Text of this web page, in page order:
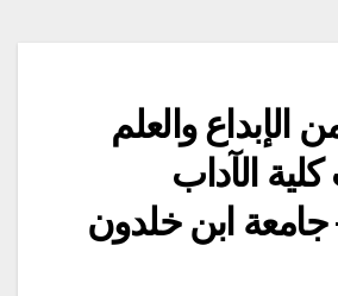
الإبداع والعلم
الآداب
جامعة ابن خلدون